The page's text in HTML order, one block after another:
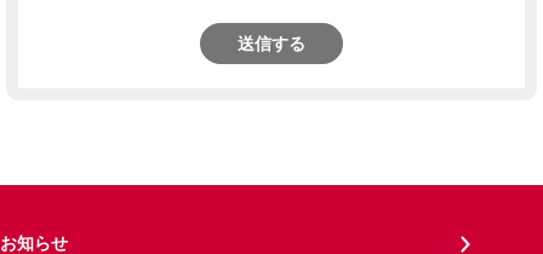
送信する
お知らせ